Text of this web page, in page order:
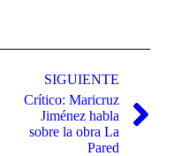
SIGUIENTE
Publicación
siguiente:
Crítico: Maricruz
Jiménez habla
sobre la obra La
Pared